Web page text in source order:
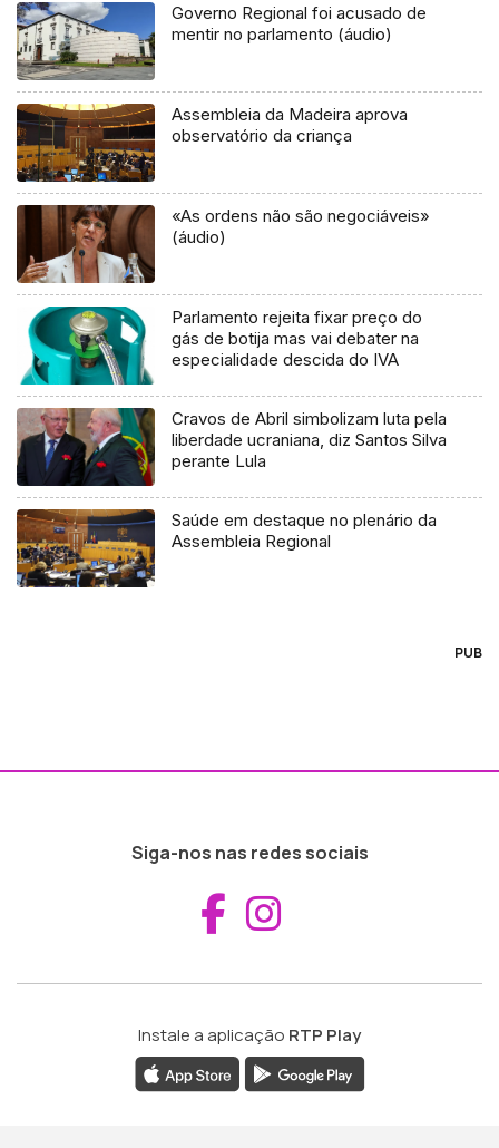
Governo Regional foi acusado de
mentir no parlamento (áudio)
Assembleia da Madeira aprova
observatório da criança
«As ordens não são negociáveis»
(áudio)
Parlamento rejeita fixar preço do
gás de botija mas vai debater na
especialidade descida do IVA
Cravos de Abril simbolizam luta pela
liberdade ucraniana, diz Santos Silva
perante Lula
Saúde em destaque no plenário da
Assembleia Regional
PUB
Siga-nos nas redes sociais
Aceder ao
Instale a aplicação RTP Play